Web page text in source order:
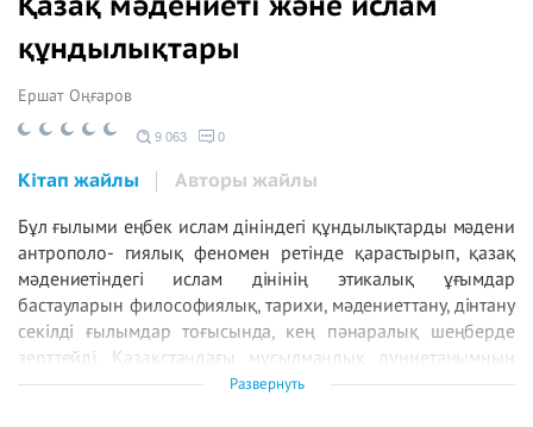
Қазақ мәдениеті және ислам
құндылықтары
Ершат Оңғаров
9 063 0
Кітап жайлы Авторы жайлы
Бұл ғылыми еңбек ислам дініндегі құндылықтарды мәдени
антрополо- гиялық феномен ретінде қарастырып, қазақ
мәдениетіндегі ислам дінінің этикалық ұғымдар
бастауларын философиялық, тарихи, мәдениеттану, дінтану
секілді ғылымдар тоғысында, кең пәнаралық шеңберде
зерттейді. Қазақстандағы мұсылмандық дүниетанымның
аксиологиялық сипаттамасын мәдениеттанулық тұрғыдан
Развернуть